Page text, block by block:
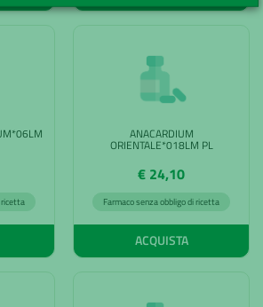
ricetta
ANACARDIUM
ORIENTALE*018LM PL
€ 24,10
Farmaco senza obbligo di ricetta
ACQUISTA